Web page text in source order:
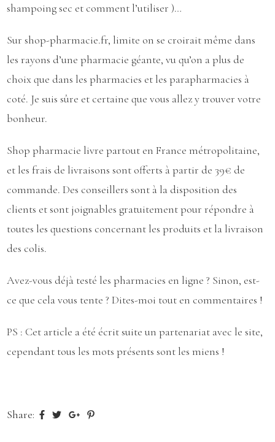
shampoing sec et comment l’utiliser )…
Surshop-pharmacie.fr, limite on se croirait même dans
les rayons d’une pharmacie géante, vu qu’on a plus de
choix que dans les pharmacies et les parapharmacies à
coté. Je suis sûre et certaine que vous allez y trouver votre
bonheur.
Shop pharmacie livre partout en France métropolitaine,
et les frais de livraisons sont offerts à partir de 39€ de
commande. Des conseillers sont à la disposition des
clients et sont joignables gratuitement pour répondre à
toutes les questions concernant les produits et la livraison
des colis.
Avez-vous déjà testé les pharmacies en ligne ? Sinon, est-
ce que cela vous tente ? Dites-moi tout en commentaires !
PS : Cet article a été écrit suite un partenariat avec le site,
cependant tous les mots présents sont les miens !
Share: